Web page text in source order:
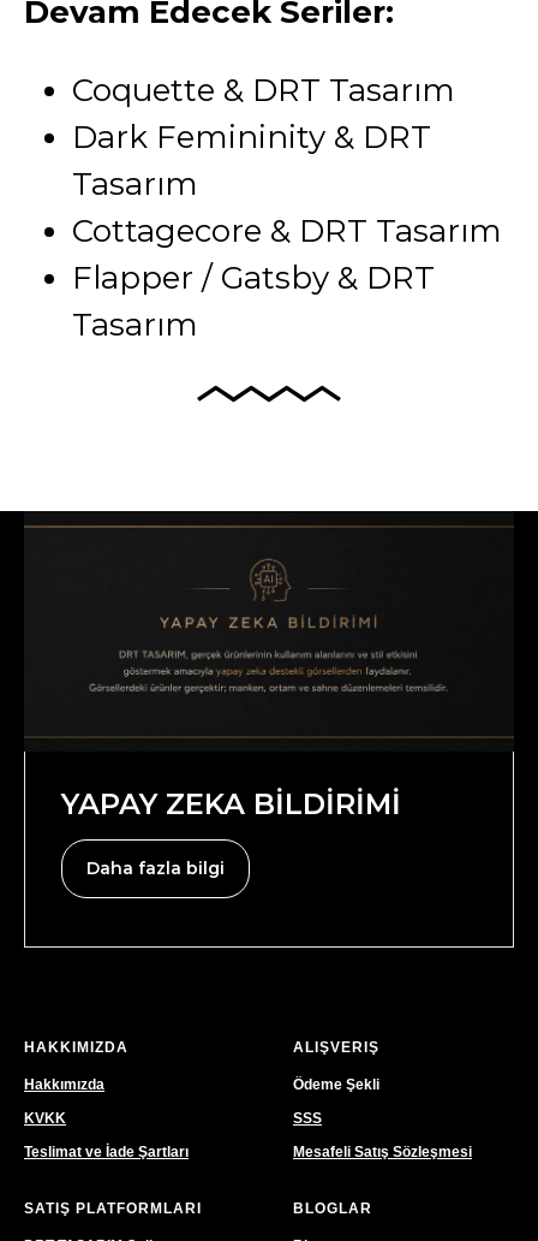
Devam Edecek Seriler:
Coquette & DRT Tasarım
Dark Femininity & DRT
Tasarım
Cottagecore & DRT Tasarım
Flapper / Gatsby & DRT
Tasarım
YAPAY ZEKA BİLDİRİMİ
Daha fazla bilgi
HAKKIMIZDA
Hakkımızda
KVKK
Teslimat ve İade Şartları
ALIŞVERIŞ
Ödeme Şekli
SSS
Mesafeli Satış Sözleşmesi
SATIŞ PLATFORMLARI BLOGLAR